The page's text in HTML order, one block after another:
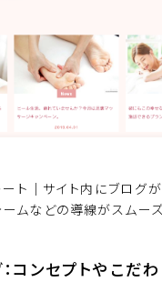
ート｜サイト内にブログ
ムなどの導線がスムー
コンセプトやこだ